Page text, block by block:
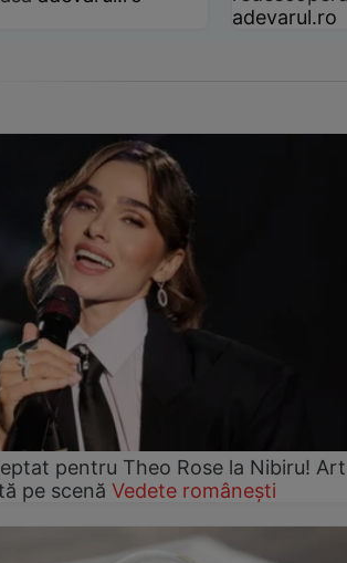
adevarul.ro
pentru Theo Rose la Nibiru!
pe scenă Vedete românești